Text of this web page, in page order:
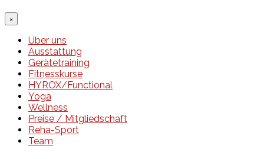
×
Über uns
Ausstattung
Gerätetraining
Fitnesskurse
HYROX/Functional
Yoga
Wellness
Preise / Mitgliedschaft
Reha-Sport
Team